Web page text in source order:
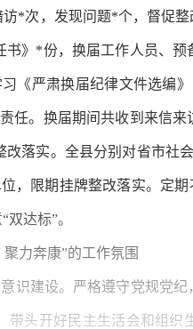
*次，发现问题*个，督促
》*份，换届工作人员、
《严肃换届纪律文件选编
。换届期间共收到来信
落实。全县分别对省市社
，限期挂牌整改落实。定
达标”。
力奔康”的工作氛围
识建设。严格遵守党规党
头开好民主生活会和组织